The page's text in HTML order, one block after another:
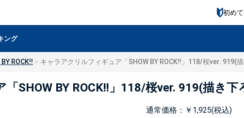
初め
ング
ROCK!! キャラアクリルフィギュア「SHOW BY ROCK!!」118/桜ver. 919(
SHOW BY ROCK!!」118/桜ver. 919(描き下
通常価格：￥1,925(税込)